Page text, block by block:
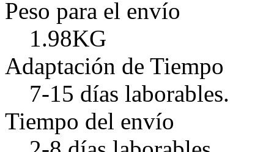
Peso para el envío
1.98KG
Adaptación de Tiempo
7-15 días laborables.
Tiempo del envío